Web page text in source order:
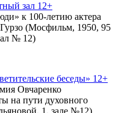
зал 12+
к 100-летию актера
(Мосфильм, 1950, 95
№ 12)
беседы» 12+
Овчаренко
на пути духовного
1, зале №12)